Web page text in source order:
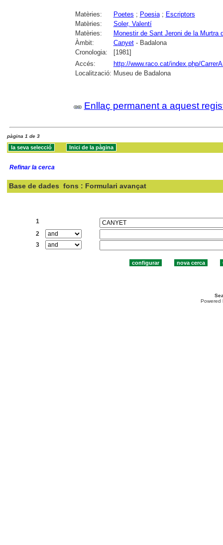
Matèries: Poetes ; Poesia; Escriptors
Matèries:
Soler, Valentí
Matèries:
Monestir de Sant Jeroni de la Murtra
Àmbit:
Canyet- Badalona
Cronologia:
[1981]
Accés:
http://www.raco.cat/index.php/
Localització: Museu de Badalona
Enllaç permanent a aquest
pàgina 1 de 3
Refinar la cerca
Base de dades fons : Formulari avançat
1
2
3